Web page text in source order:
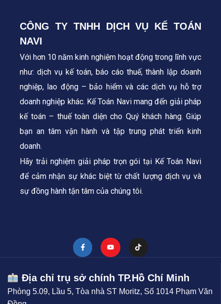
CÔNG TY TNHH DỊCH VỤ KẾ TOÁN
NAVI
Với hơn 10 năm kinh nghiệm hoạt động trong lĩnh vực
như: dịch vụ kế toán, báo cáo thuế, thành lập doanh
nghiệp, lao động – bảo hiểm và các dịch vụ hỗ trợ
doanh nghiệp khác. Kế Toán Navi mang đến giải pháp
kế toán – thuế toàn diện cho Quý khách hàng. Giúp
bạn an tâm vận hành và tập trung phát triển kinh
doanh.
Hãy trải nghiệm giải pháp trọn gói tại Kế Toán Navi
để cảm nhận sự khác biệt từ chất lượng dịch vụ và
sự đồng hành tận tâm của chúng tôi.
Địa chỉ trụ sở chính TP.Hồ Chí Minh
Phòng 5.09, Lầu 5, Tòa nhà ST Moritz, Số 1014 Phạm Văn